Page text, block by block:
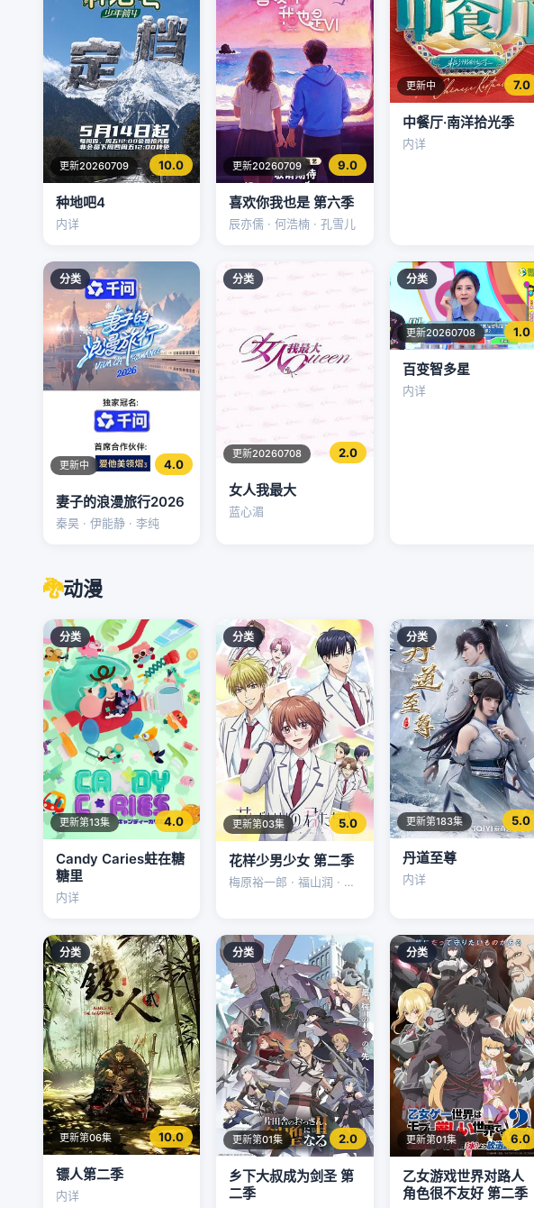
10.0
更新20260709
种地吧4
内详
9.0
更新20260709
喜欢你我也是 第六季
辰亦儒 · 何浩楠 · 孔雪儿
7.0
更新中
中餐厅·南洋拾光季
内详
分类
4.0
更新中
妻子的浪漫旅行2026
秦昊 · 伊能静 · 李纯
分类
2.0
更新20260708
女人我最大
蓝心湄
分类
1.0
更新20260708
百变智多星
内详
🐉动漫
分类
4.0
更新第13集
Candy Caries蛀在糖
糖里
内详
分类
5.0
更新第03集
花样少男少女 第二季
梅原裕一郎 · 福山润 · 内
分类
5.0
更新第183集
丹道至尊
内详
分类
10.0
更新第06集
镖人第二季
内详
分类
2.0
更新第01集
乡下大叔成为剑圣 第
二季
分类
6.0
更新第01集
乙女游戏世界对路人
角色很不友好 第二季